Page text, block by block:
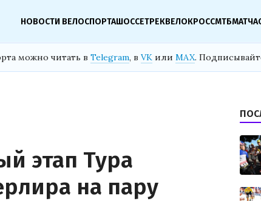
НОВОСТИ ВЕЛОСПОРТАШОССЕТРЕКВЕЛОКРОССМТБ
можно читать в Telegram, в VK или MAX.
этап Тура
на пару